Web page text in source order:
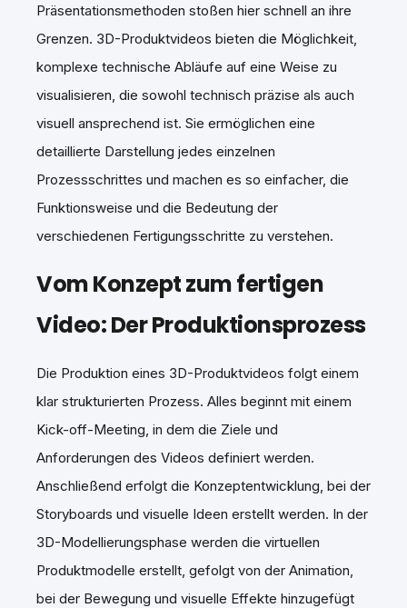
Präsentationsmethoden stoßen hier schnell an ihre
Grenzen. 3D-Produktvideos bieten die Möglichkeit,
komplexe technische Abläufe auf eine Weise zu
visualisieren, die sowohl technisch präzise als auch
visuell ansprechend ist. Sie ermöglichen eine
detaillierte Darstellung jedes einzelnen
Prozessschrittes und machen es so einfacher, die
Funktionsweise und die Bedeutung der
verschiedenen Fertigungsschritte zu verstehen.
Vom Konzept zum fertigen
Video: Der Produktionsprozess
Die Produktion eines 3D-Produktvideos folgt einem
klar strukturierten Prozess. Alles beginnt mit einem
Kick-off-Meeting, in dem die Ziele und
Anforderungen des Videos definiert werden.
Anschließend erfolgt die Konzeptentwicklung, bei der
Storyboards und visuelle Ideen erstellt werden. In der
3D-Modellierungsphase werden die virtuellen
Produktmodelle erstellt, gefolgt von der Animation,
bei der Bewegung und visuelle Effekte hinzugefügt